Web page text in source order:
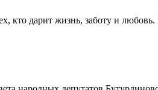
кто дарит жизнь, заботу и